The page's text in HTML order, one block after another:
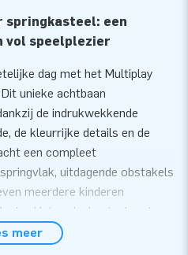
een
vol speelplezier
dag met het Multiplay
unieke achtbaan
de indrukwekkende
de kleurrijke details en de
een compleet
uitdagende obstakels
meerdere kinderen
Het springkasteel met
evenementen,
meer